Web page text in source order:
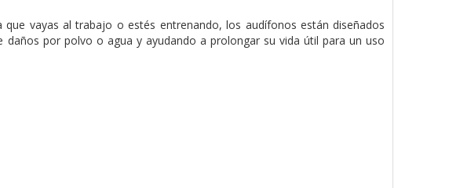
vayas al trabajo o estés entrenando, los audífonos están diseñados
por polvo o agua y ayudando a prolongar su vida útil para un uso